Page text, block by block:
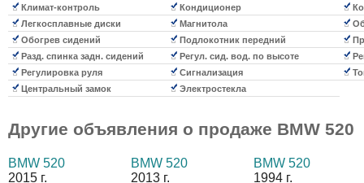
Климат-контроль
Кондиционер
Легкосплавные диски
Магнитола
Обогрев сидений
Подлокотник передний
Разд. спинка задн. сидений
Регул. сид. вод. по высоте
Регулировка руля
Сигнализация
Центральный замок
Электростекла
Другие объявления о продаже BMW 520
BMW 520
2015 г.
BMW 520
2013 г.
BMW 520
1994 г.